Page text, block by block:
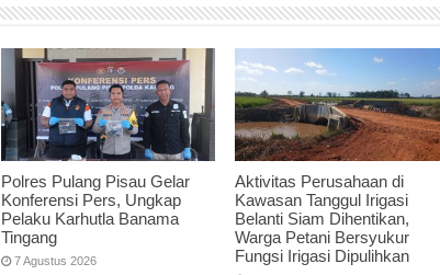
Polres Pulang Pisau Gelar
Konferensi Pers, Ungkap
Pelaku Karhutla Banama
Tingang
7 Agustus 2026
Aktivitas Perusahaan di
Kawasan Tanggul Irigasi
Belanti Siam Dihentikan,
Warga Petani Bersyukur
Fungsi Irigasi Dipulihkan